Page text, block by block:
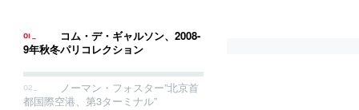
コム・デ・ギャルソン、2008-
9年秋冬パリコレクション
ノーマン・フォスター”北京首
都国際空港、第3ターミナル”